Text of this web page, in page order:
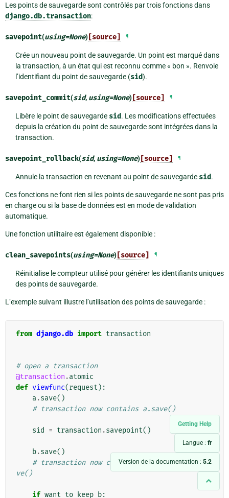
Getting Help
Langue : fr
Version de la documentation : 5.2
Les points de sauvegarde sont contrôlés par trois fonctions dans
django.db.transaction:
savepoint(using=None) [source] ¶
Crée un nouveau point de sauvegarde. Un point est marqué dans
la transaction, à un état qui est reconnu comme « bon ». Renvoie
l’identifiant du point de sauvegarde (sid).
savepoint_commit(sid, using=None) [source] ¶
Libère le point de sauvegarde sid. Les modifications effectuées
depuis la création du point de sauvegarde sont intégrées dans la
transaction.
savepoint_rollback(sid, using=None) [source] ¶
Annule la transaction en revenant au point de sauvegarde sid.
Ces fonctions ne font rien si les points de sauvegarde ne sont pas pris
en charge ou si la base de données est en mode de validation
automatique.
Une fonction utilitaire est également disponible :
clean_savepoints(using=None) [source] ¶
Réinitialise le compteur utilisé pour générer les identifiants uniques
des points de sauvegarde.
L’exemple suivant illustre l’utilisation des points de sauvegarde :
from django.db import transaction
# open a transaction
@transaction .atomic
def viewfunc(request ):
a.save()
# transaction now contains a.save()
sid = transaction .savepoint()
b.save()
# transaction now contains a.save() and b.sa
ve()
if want_to_keep_b: